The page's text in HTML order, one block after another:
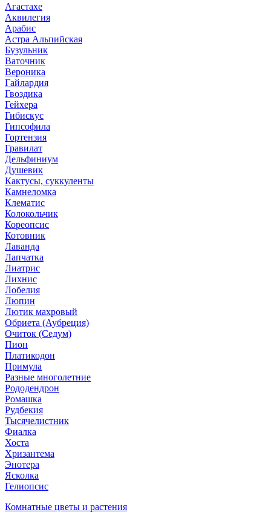
Агастахе
Аквилегия
Арабис
Астра Альпийская
Бузульник
Ваточник
Вероника
Гайлардия
Гвоздика
Гейхера
Гибискус
Гипсофила
Гортензия
Гравилат
Дельфиниум
Душевик
Кактусы, суккуленты
Камнеломка
Клематис
Колокольчик
Кореопсис
Котовник
Лаванда
Лапчатка
Лиатрис
Лихнис
Лобелия
Люпин
Лютик махровый
Обриета (Аубреция)
Очиток (Седум)
Пион
Платикодон
Примула
Разные многолетние
Рододендрон
Ромашка
Рудбекия
Тысячелистник
Фиалка
Хоста
Хризантема
Энотера
Ясколка
Гелиопсис
Комнатные цветы и растения